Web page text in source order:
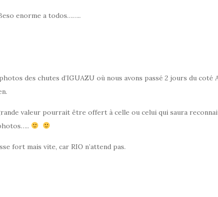
enorme a todos……..
des chutes d’IGUAZU où nous avons passé 2 jours du coté
valeur pourrait être offert à celle ou celui qui saura
fort mais vite, car RIO n’attend pas.